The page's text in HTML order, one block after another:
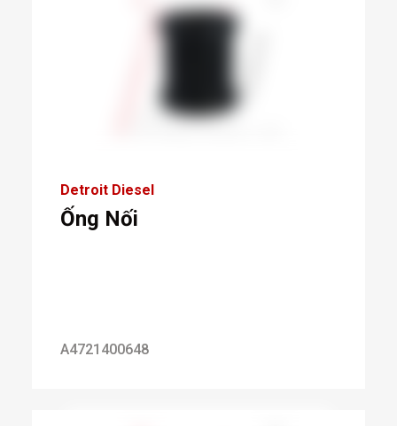
Detroit Diesel
Ống Nối
A4721400648